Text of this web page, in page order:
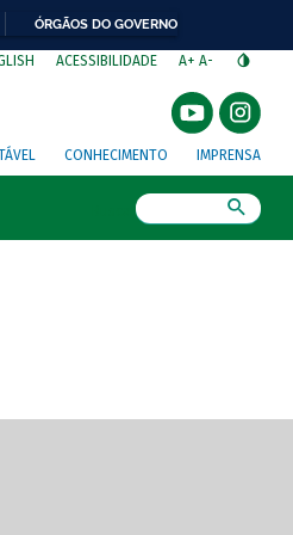
ÓRGÃOS DO GOVERNO
ACESSIBILIDADE A+ A-
CONHECIMENTO IMPRENSA